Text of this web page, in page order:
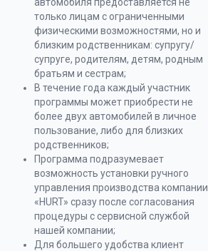
только лицам с ограниченными
физическими возможностями, но и
близким родственникам: супругу/
супруге, родителям, детям, родным
братьям и сестрам;
В течение года каждый участник
программы может приобрести не
более двух автомобилей в личное
пользование, либо для близких
родственников;
Программа подразумевает
возможность установки ручного
управления производства компании
«HURT» сразу после согласования
процедуры с сервисной службой
нашей компании;
Для большего удобства клиент